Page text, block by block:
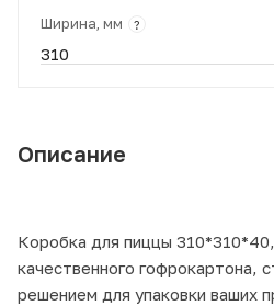
Ширина, мм ?
310
Описание
Коробка для пиццы 310*310*40,
качественного гофрокартона,
решением для упаковки ваших